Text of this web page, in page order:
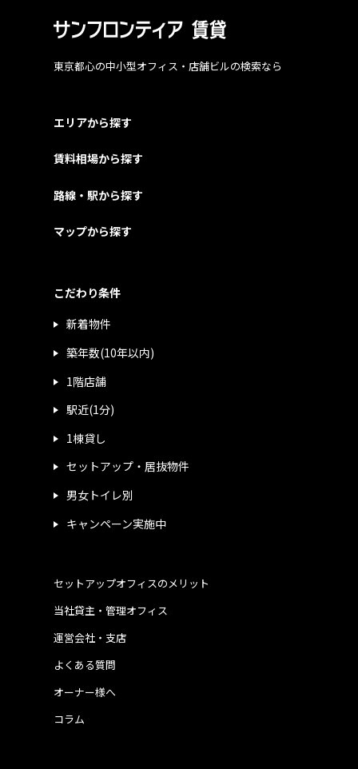
東京都心の中小型オフィス・店舗ビルの検索なら
エリアから探す
賃料相場から探す
路線・駅から探す
マップから探す
こだわり条件
新着物件
築年数(10年以内)
1階店舗
駅近(1分)
1棟貸し
セットアップ・居抜物件
男女トイレ別
キャンペーン実施中
運営会社・支店
よくある質問
当社貸主・管理オフィス
オーナー様へ
コラム
セットアップオフィスのメリット